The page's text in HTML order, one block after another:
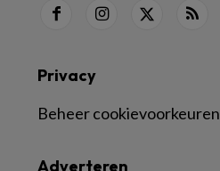
Adverteren
Privacy
Beheer cookievoorkeuren